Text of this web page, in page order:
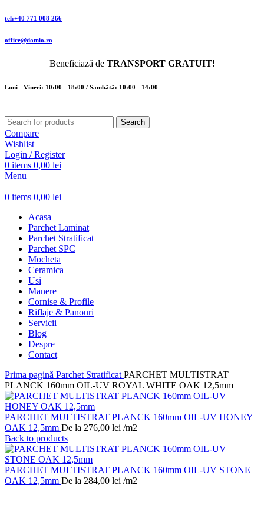
tel:+40 771 008 266
office@domio.ro
Beneficiază de TRANSPORT GRATUIT!
Luni - Vineri: 10:00 - 18:00 / Sambătă: 10:00 - 14:00
Search
Compare
Wishlist
Login / Register
0 items 0,00 lei
Menu
0 items 0,00 lei
Acasa
Parchet Laminat
Parchet Stratificat
Parchet SPC
Mocheta
Ceramica
Usi
Manere
Cornise & Profile
Riflaje & Panouri
Servicii
Blog
Despre
Contact
Prima pagină Parchet Stratificat PARCHET MULTISTRAT
PLANCK 160mm OIL-UV ROYAL WHITE OAK 12,5mm
PARCHET MULTISTRAT PLANCK 160mm OIL-UV HONEY
OAK 12,5mm De la 276,00 lei /m2
Back to products
PARCHET MULTISTRAT PLANCK 160mm OIL-UV STONE
OAK 12,5mm De la 284,00 lei /m2